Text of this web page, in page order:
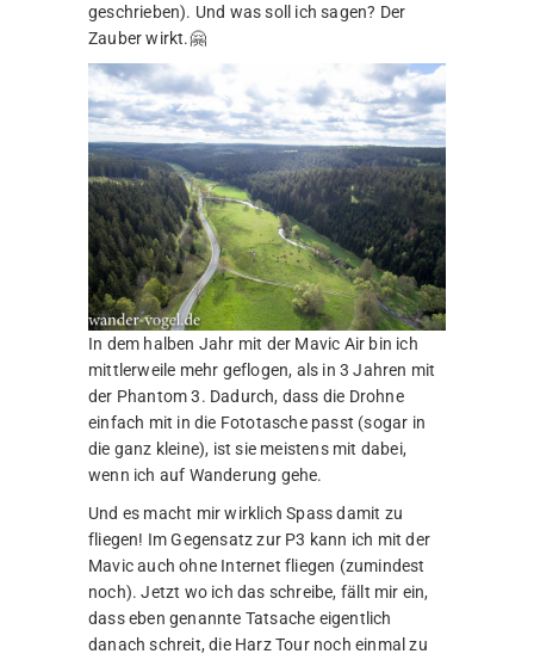
geschrieben). Und was soll ich sagen? Der
Zauber wirkt.🤗
In dem halben Jahr mit der Mavic Air bin ich
mittlerweile mehr geflogen, als in 3 Jahren mit
der Phantom 3. Dadurch, dass die Drohne
einfach mit in die Fototasche passt (sogar in
die ganz kleine), ist sie meistens mit dabei,
wenn ich auf Wanderung gehe.
Und es macht mir wirklich Spass damit zu
fliegen! Im Gegensatz zur P3 kann ich mit der
Mavic auch ohne Internet fliegen (zumindest
noch). Jetzt wo ich das schreibe, fällt mir ein,
dass eben genannte Tatsache eigentlich
danach schreit, die Harz Tour noch einmal zu